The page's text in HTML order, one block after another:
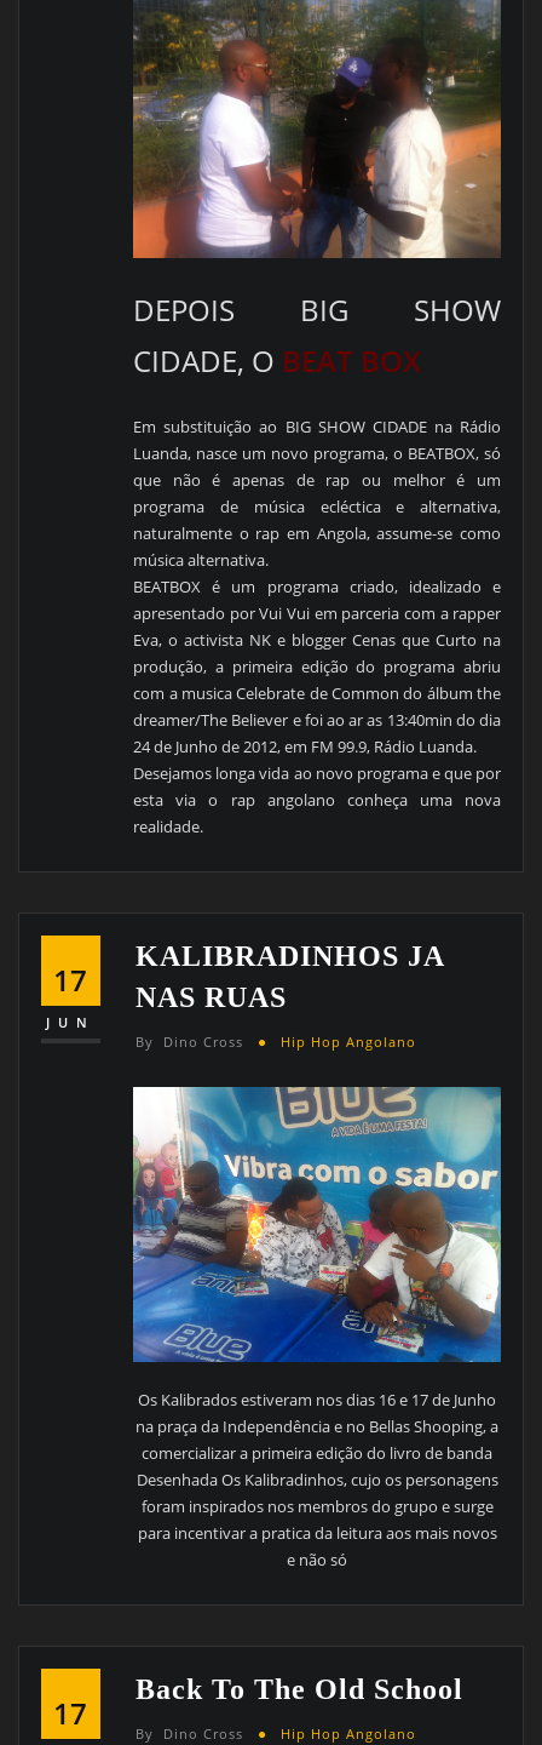
DEPOIS BIG SHOW
CIDADE, O BEAT BOX
Em substituição ao BIG SHOW CIDADEna Rádio
Luanda, nasce um novo programa, o BEATBOX, só
que não é apenas de rap ou melhor é um
programa de música ecléctica e alternativa,
naturalmente o rap em Angola, assume-se como
música alternativa.
BEATBOX é um programa criado, idealizado e
apresentado por Vui Vui em parceria com a rapper
Eva, o activista NK e blogger Cenas que Curto na
produção, a primeira edição do programa abriu
com a musica Celebrate de Common do álbum the
dreamer/The Believer e foi ao ar as 13:40min do dia
24 de Junho de 2012, em FM 99.9, Rádio Luanda.
Desejamos longa vida ao novo programa e que por
esta via o rap angolano conheça uma nova
realidade.
17
JUN
KALIBRADINHOS JA
NAS RUAS
By Dino Cross Hip Hop Angolano
Os Kalibrados estiveram nos dias 16 e 17 de Junho
na praça da Independência e no Bellas Shooping, a
comercializar a primeira edição do livro de banda
Desenhada Os Kalibradinhos, cujo os personagens
foram inspirados nos membros do grupo e surge
para incentivar a pratica da leitura aos mais novos
e não só
17
Back To The Old School
By Dino Cross Hip Hop Angolano